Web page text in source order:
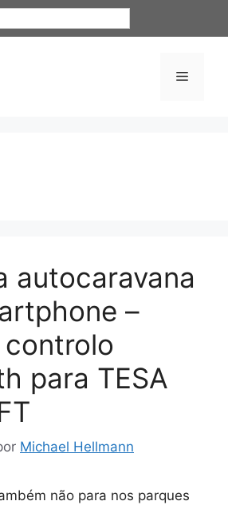
Menu
autocaravana
–
para TESA
Michael Hellmann
não para nos parques